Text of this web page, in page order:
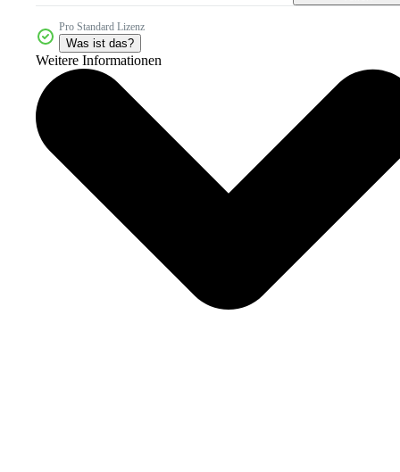
Pro Standard Lizenz
Was ist das?
Weitere Informationen